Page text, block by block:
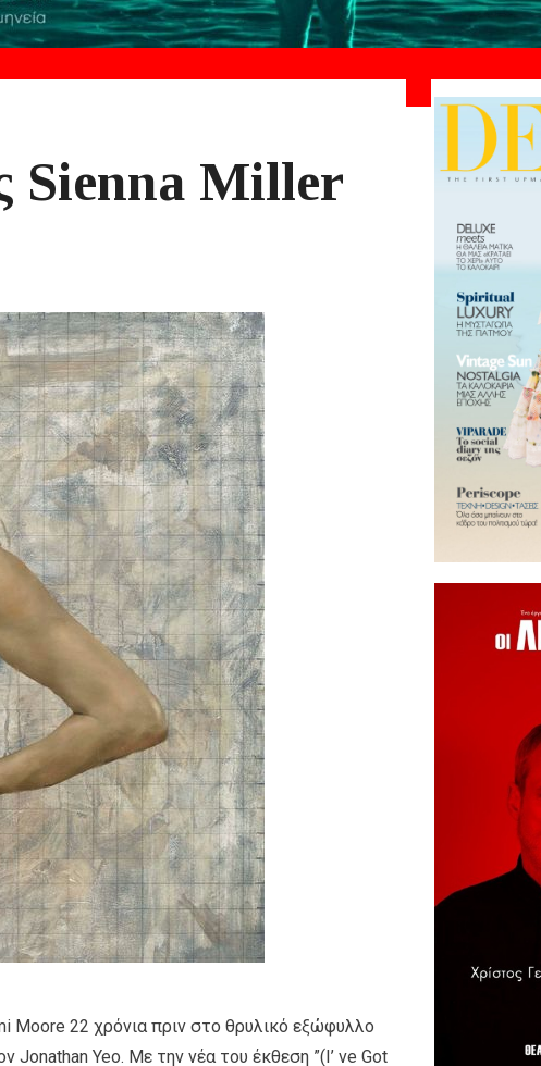
Sienna Miller
Moore 22 χρόνια πριν στο θρυλικό εξώφυλλο
Jonathan Yeo. Με την νέα του έκθεση ”(Ι’ ve Got